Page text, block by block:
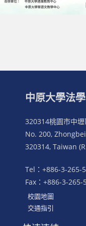
中原大學法
320314桃園市中
No. 200,
320314, Taiwan
Tel：+886-3-265-
Fax：+886-3-265-
校園地圖
交通指引